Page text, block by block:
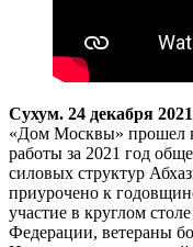
Сухум. 24 декабря
«Дом Москвы» прошел
работы за 2021 год
силовых структур
приурочено к
участие в круглом
Федерации, ветераны